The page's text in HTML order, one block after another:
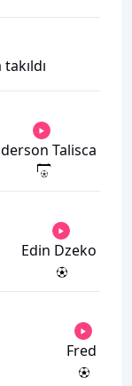
Talisca
Edin Dzeko
Fred